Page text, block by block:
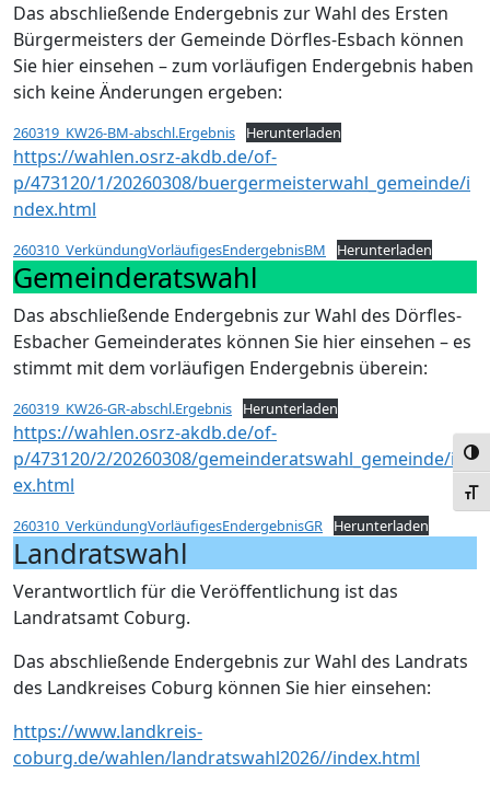
Das abschließende Endergebnis zur Wahl des Ersten
Bürgermeisters der Gemeinde Dörfles-Esbach können
Sie hier einsehen – zum vorläufigen Endergebnis haben
sich keine Änderungen ergeben:
260319_KW26-BM-abschl.Ergebnis Herunterladen
https://wahlen.osrz-akdb.de/of-
p/473120/1/20260308/buergermeisterwahl_gemeinde/i
ndex.html
260310_VerkündungVorläufigesEndergebnisBM Herunterladen
Gemeinderatswahl
Das abschließende Endergebnis zur Wahl des Dörfles-
Esbacher Gemeinderates können Sie hier einsehen – es
stimmt mit dem vorläufigen Endergebnis überein:
260319_KW26-GR-abschl.Ergebnis Herunterladen
https://wahlen.osrz-akdb.de/of-
p/473120/2/20260308/gemeinderatswahl_gemeinde/ind
ex.html
260310_VerkündungVorläufigesEndergebnisGR Herunterladen
Landratswahl
Verantwortlich für die Veröffentlichung ist das
Landratsamt Coburg.
Das abschließende Endergebnis zur Wahl des Landrats
des Landkreises Coburg können Sie hier einsehen:
https://www.landkreis-
coburg.de/wahlen/landratswahl2026//index.html